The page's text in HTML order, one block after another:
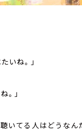
いね。」
。」
いてる人はどうなん